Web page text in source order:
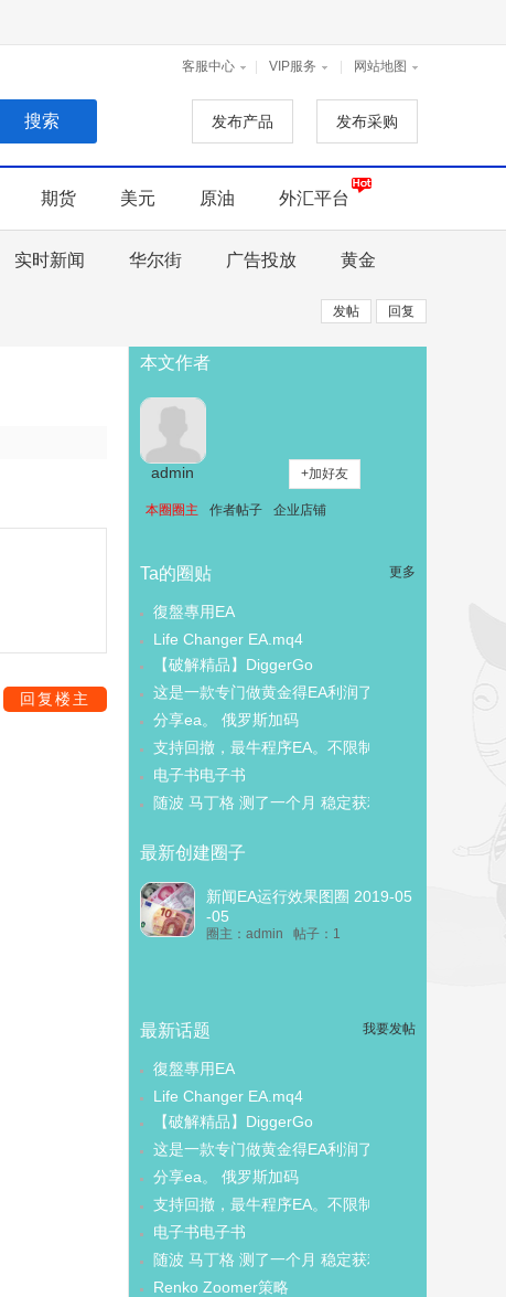
客服中心 VIP服务 网站地图
发布产品 发布采购
期货 美元 原油 外汇平台
实时新闻 华尔街 广告投放 黄金
发帖 回复
回复楼主
本文作者
admin +加好友
本圈圈主 作者帖子 企业店铺
Ta的圈贴 更多
復盤專用EA
Life Changer EA.mq4
【破解精品】DiggerGo
这是一款专门做黄金得EA利润了的
分享ea。 俄罗斯加码
支持回撤，最牛程序EA。不限制
电子书电子书
随波 马丁格 测了一个月 稳定获利
最新创建圈子
新闻EA运行效果图圈 2019-05
-05
圈主：admin 帖子：1
最新话题 我要发帖
復盤專用EA
Life Changer EA.mq4
【破解精品】DiggerGo
这是一款专门做黄金得EA利润了的
分享ea。 俄罗斯加码
支持回撤，最牛程序EA。不限制
电子书电子书
随波 马丁格 测了一个月 稳定获利
Renko Zoomer策略